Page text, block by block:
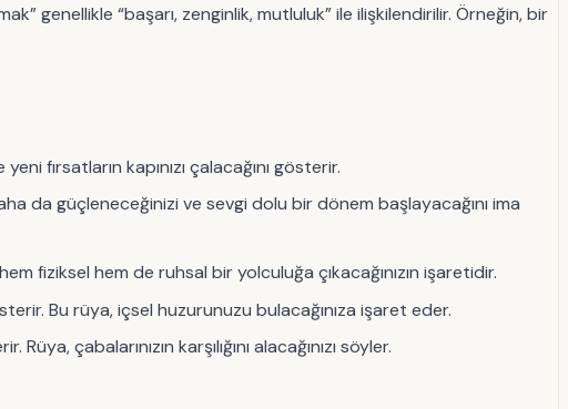
genellikle “başarı, zenginlik, mutluluk” ile ilişkilendirilir. Örneğin, bir
fırsatların kapınızı çalacağını gösterir.
da güçleneceğinizi ve sevgi dolu bir dönem başlayacağını ima
fiziksel hem de ruhsal bir yolculuğa çıkacağınızın işaretidir.
Bu rüya, içsel huzurunuzu bulacağınıza işaret eder.
çabalarınızın karşılığını alacağınızı söyler.